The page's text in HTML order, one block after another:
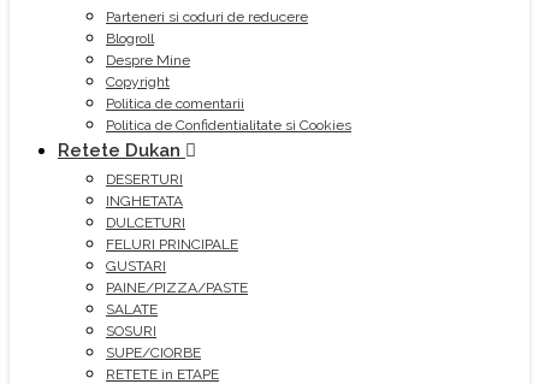
Parteneri si coduri de reducere
Blogroll
Despre Mine
Copyright
Politica de comentarii
Politica de Confidentialitate si Cookies
Retete Dukan
DESERTURI
INGHETATA
DULCETURI
FELURI PRINCIPALE
GUSTARI
PAINE/PIZZA/PASTE
SALATE
SOSURI
SUPE/CIORBE
RETETE in ETAPE